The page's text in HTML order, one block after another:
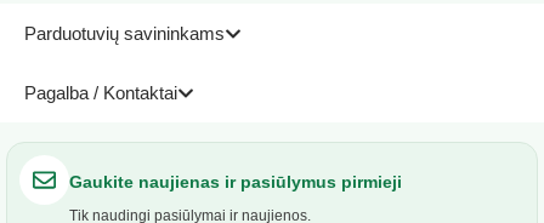
Parduotuvių savininkams
Pagalba / Kontaktai
Gaukite naujienas ir pasiūlymus pirmieji
Tik naudingi pasiūlymai ir naujienos.